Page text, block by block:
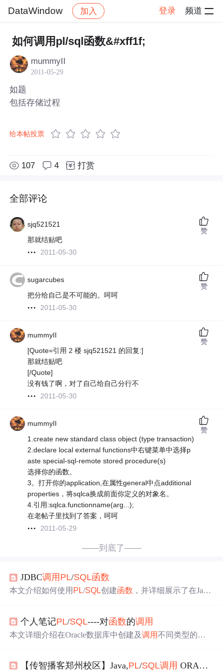
DataWindow 加入 登录 频道
社区 DataWindow 帖子详情
如何调用pl/sql函数&#xff1f;
mummyII
2011-05-29
如题
包括存储过程
给本帖投票
107 4 打赏
全部评论
sjq521521
那就结贴吧
2011-05-30
赞
sugarcubes
把分给自己是不可能的。呵呵
2011-05-30
赞
mummyII
[Quote=引用 2 楼 sjq521521 的回复:]
那就结贴吧
[/Quote]
没有钱了啊，对了自己给自己分行不
2011-05-30
赞
mummyII
1.create new standard class object (type transaction)
2.declare local external functions中右键菜单中选择p
aste special-sql-remote stored procedure(s)
选择你的函数。
3。打开你的application,在属性general中点additional
properties，将sqlca换成前面你定义的对象名。
4.引用:sqlca.functionname(arg...);
在老帖子里找到了答案，呵呵
2011-05-29
赞
——到底了——
JDBC调用 PL/SQL函数
本文介绍如何使用 PL/SQL创建函数 ，并详细展示了在Java
数 的调用实例。
个人笔记PL/SQL----对函数的调用
本文详细介绍在Oracle数据库中创建及调用不同类型的函
函数
的限制条件，并提供了查看函数源代码及删除函数的
【传智播客郑州校区】Java,PL/SQL调用 ORACLE存储